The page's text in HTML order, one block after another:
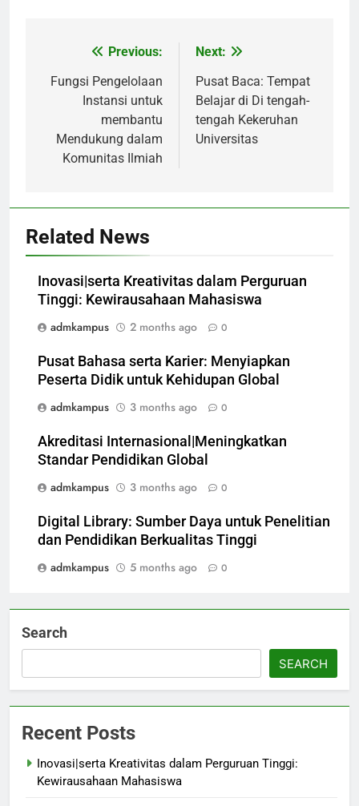
navigation
Previous:
Fungsi Pengelolaan
Instansi untuk
membantu
Mendukung dalam
Komunitas Ilmiah
Next:
Pusat Baca: Tempat
Belajar di Di tengah-
tengah Kekeruhan
Universitas
Related News
Inovasi|serta Kreativitas dalam Perguruan
Tinggi: Kewirausahaan Mahasiswa
admkampus
2 months ago 0
Pusat Bahasa serta Karier: Menyiapkan
Peserta Didik untuk Kehidupan Global
admkampus
3 months ago 0
Akreditasi Internasional|Meningkatkan
Standar Pendidikan Global
admkampus
3 months ago 0
Digital Library: Sumber Daya untuk Penelitian
dan Pendidikan Berkualitas Tinggi
admkampus
5 months ago 0
Search
SEARCH
Recent Posts
Inovasi|serta Kreativitas dalam Perguruan Tinggi:
Kewirausahaan Mahasiswa